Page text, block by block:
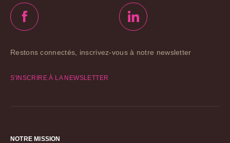
Restons connectés, inscrivez-vous à notre newsletter
S'INSCRIRE À LA NEWSLETTER
NOTRE MISSION